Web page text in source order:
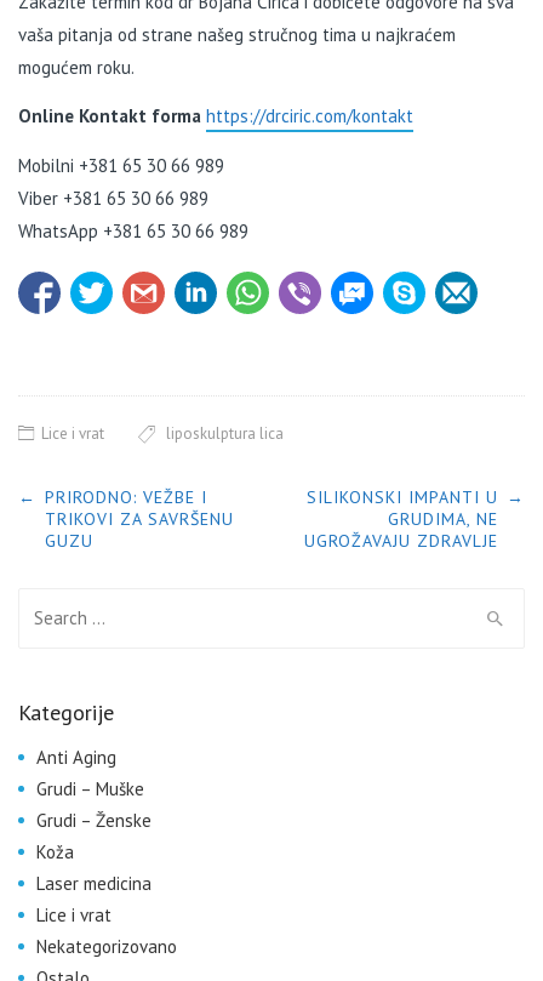
vaša pitanja od strane našeg stručnog tima u najkraćem
mogućem roku.
Online Kontakt forma https://drciric.com/kontakt
Mobilni +381 65 30 66 989
Viber +381 65 30 66 989
WhatsApp +381 65 30 66 989
Lice i vrat liposkulptura lica
POST NAVIGATION
← PRIRODNO: VEŽBE I
TRIKOVI ZA SAVRŠENU
GUZU
SILIKONSKI IMPANTI U
GRUDIMA, NE
UGROŽAVAJU ZDRAVLJE
→
Kategorije
Anti Aging
Grudi – Muške
Grudi – Ženske
Koža
Laser medicina
Lice i vrat
Nekategorizovano